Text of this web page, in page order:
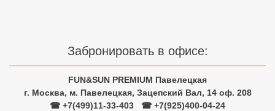
Забронировать в офисе:
FUN&SUN PREMIUM Павелецкая
г. Москва, м. Павелецкая, Зацепский Вал, 14 оф. 208
☎ +7(499)11-33-403
☎ +7(925)400-04-24
Сетевые отели Бали
Сетевые отели Сейшел
Сетевые отели Маврикия